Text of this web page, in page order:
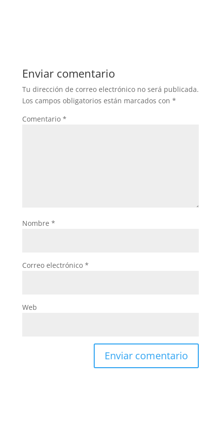
Enviar comentario
Tu dirección de correo electrónico no será publicada.
Los campos obligatorios están marcados con *
Comentario *
Nombre *
Correo electrónico *
Web